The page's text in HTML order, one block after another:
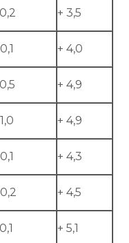
+ 3,5
+ 4,0
+ 4,9
+ 4,9
+ 4,3
+ 4,5
+ 5,1